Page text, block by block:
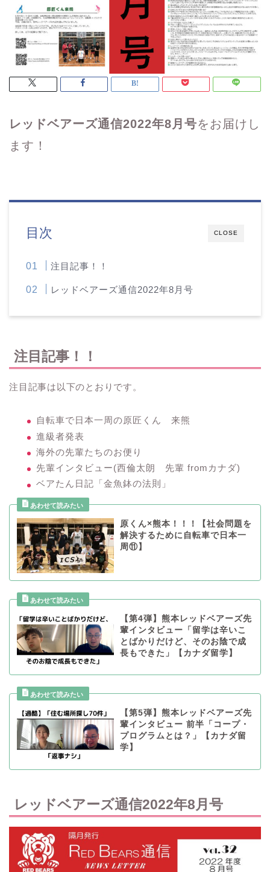
レッドベアーズ通信2022年8月号をお届けし
ます！
CLOSE
目次
注目記事！！
レッドベアーズ通信2022年8月号
注目記事！！
注目記事は以下のとおりです。
自転車で日本一周の原匠くん 来熊
進級者発表
海外の先輩たちのお便り
先輩インタビュー(西倫太朗 先輩 fromカナダ)
ベアたん日記「金魚鉢の法則」
原くん×熊本！！！【社会問題を
解決するために自転車で日本一
周⑪】
【第4弾】熊本レッドベアーズ先
輩インタビュー「留学は辛いこ
とばかりだけど、そのお陰で成
長もできた」【カナダ留学】
【第5弾】熊本レッドベアーズ先
輩インタビュー 前半「コープ・
プログラムとは？」【カナダ留
学】
レッドベアーズ通信2022年8月号